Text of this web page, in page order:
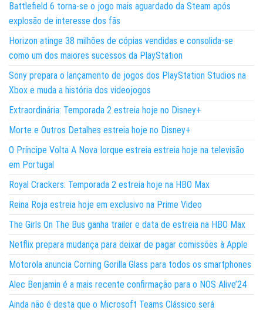
Battlefield 6 torna-se o jogo mais aguardado da Steam após
explosão de interesse dos fãs
Horizon atinge 38 milhões de cópias vendidas e consolida-se
como um dos maiores sucessos da PlayStation
Sony prepara o lançamento de jogos dos PlayStation Studios na
Xbox e muda a história dos videojogos
Extraordinária: Temporada 2 estreia hoje no Disney+
Morte e Outros Detalhes estreia hoje no Disney+
O Príncipe Volta A Nova Iorque estreia estreia hoje na televisão
em Portugal
Royal Crackers: Temporada 2 estreia hoje na HBO Max
Reina Roja estreia hoje em exclusivo na Prime Video
The Girls On The Bus ganha trailer e data de estreia na HBO Max
Netflix prepara mudança para deixar de pagar comissões à Apple
Motorola anuncia Corning Gorilla Glass para todos os smartphones
Alec Benjamin é a mais recente confirmação para o NOS Alive’24
Ainda não é desta que o Microsoft Teams Clássico será